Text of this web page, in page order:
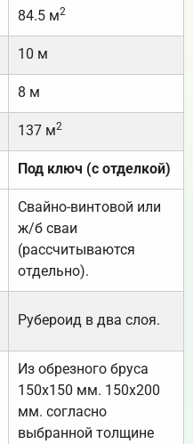
84.5 м2
10 м
8 м
137 м2
Под ключ (с отделкой)
Свайно-винтовой или
ж/б сваи
(рассчитываются
отдельно).
Рубероид в два слоя.
Из обрезного бруса
150х150 мм. 150х200
мм. согласно
выбранной толщине